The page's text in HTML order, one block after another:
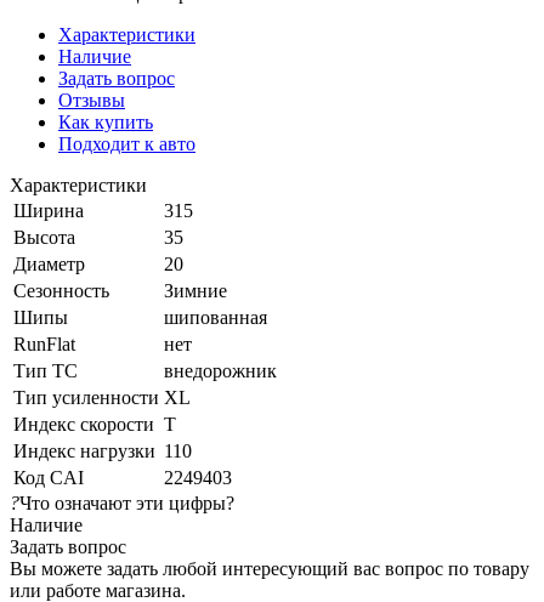
Характеристики
Наличие
Задать вопрос
Отзывы
Как купить
Подходит к авто
Характеристики
Ширина
315
Высота
35
Диаметр
20
Сезонность
Зимние
Шипы
шипованная
RunFlat
нет
Тип ТС
внедорожник
Тип усиленности XL
Индекс скорости T
Индекс нагрузки 110
Код CAI
2249403
?Что означают эти цифры?
Наличие
Задать вопрос
Вы можете задать любой интересующий вас вопрос по товару
или работе магазина.